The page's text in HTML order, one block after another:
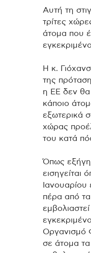
Αυτή τη
τρίτες
άτομα που
Η κ.
της
η ΕΕ δεν θα
κάποιο
εξωτερικά
χώρας
του κατά
Όπως
εισηγείται
Ιανουαρίου
πέρα από
Οργανισμό
σε άτομα